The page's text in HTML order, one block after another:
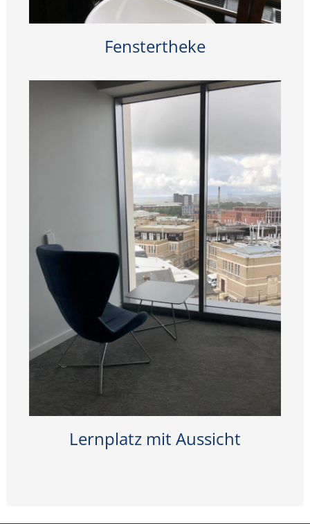
Fenstertheke
Lernplatz mit Aussicht